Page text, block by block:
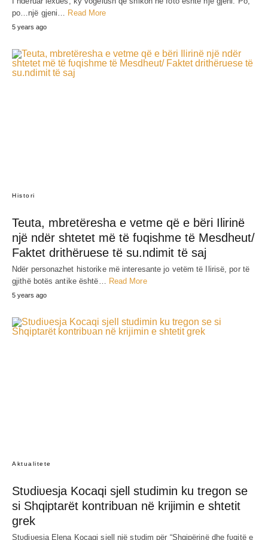
po…një gjeni… Read More
5 years ago
Histori
Teuta, mbretëresha e vetme që e bëri Ilirinë
një ndër shtetet më të fʋqishme të Mesdheut/
Faktet drithëruese të su.ndimit të saj
Ndër personazhet historike më interesante jo vetëm të Ilirisë, por të
gjithë botës antike është… Read More
5 years ago
Aktualitete
Stʋdiʋesja Kocaqi sjell studimin ku tregon se
si Shqiptarët kontribʋan në krijimin e shtetit
grek
Stʋdiʋesja Elena Kocaqi sjell një stʋdim për “Shqipërinë dhe fʋqitë e